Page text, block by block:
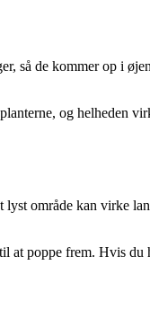
så de kommer op i
og helheden
område kan virke
poppe frem. Hvis du